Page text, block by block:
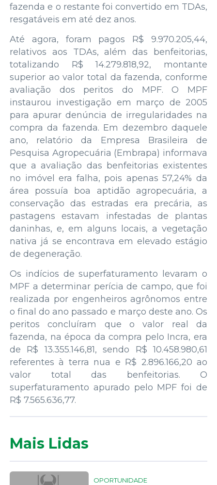
fazenda e o restante foi convertido em TDAs,
resgatáveis em até dez anos.
Até agora, foram pagos R$ 9.970.205,44,
relativos aos TDAs, além das benfeitorias,
totalizando R$ 14.279.818,92, montante
superior ao valor total da fazenda, conforme
avaliação dos peritos do MPF. O MPF
instaurou investigação em março de 2005
para apurar denúncia de irregularidades na
compra da fazenda. Em dezembro daquele
ano, relatório da Empresa Brasileira de
Pesquisa Agropecuária (Embrapa) informava
que a avaliação das benfeitorias existentes
no imóvel era falha, pois apenas 57,24% da
área possuía boa aptidão agropecuária, a
conservação das estradas era precária, as
pastagens estavam infestadas de plantas
daninhas, e, em alguns locais, a vegetação
nativa já se encontrava em elevado estágio
de degeneração.
Os indícios de superfaturamento levaram o
MPF a determinar perícia de campo, que foi
realizada por engenheiros agrônomos entre
o final do ano passado e março deste ano. Os
peritos concluíram que o valor real da
fazenda, na época da compra pelo Incra, era
de R$ 13.355.146,81, sendo R$ 10.458.980,61
referentes à terra nua e R$ 2.896.166,20 ao
valor total das benfeitorias. O
superfaturamento apurado pelo MPF foi de
R$ 7.565.636,77.
Mais Lidas
OPORTUNIDADE